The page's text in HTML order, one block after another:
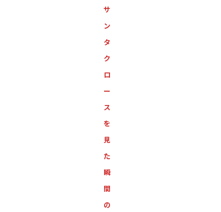
サ
ン
タ
ク
ロ
ー
ス
を
見
た
瞬
間
の